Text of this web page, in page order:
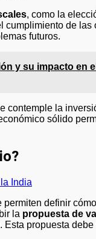
, como la
de las
futuros.
y su impacto en
contemple la
sólido
India
definir
la propuesta de
propuesta debe